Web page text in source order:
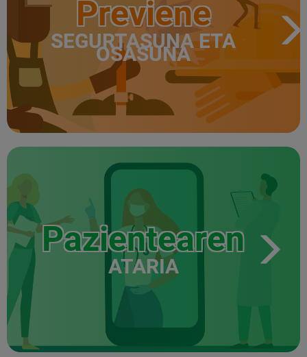
Previene
SEGURTASUNA ETA
OSASUNA
Pazientearen
ATARIA